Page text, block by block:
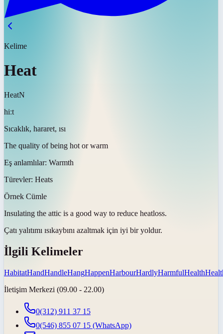
Kelime
Heat
HeatN
hiːt
Sıcaklık, hararet, ısı
The quality of being hot or warm
Eş anlamlılar: Warmth
Türevler: Heats
Örnek Cümle
Insulating the attic is a good way to reduce heatloss.
Çatı yalıtımı ısıkaybını azaltmak için iyi bir yoldur.
İlgili Kelimeler
HabitatHandHandleHangHappenHarbourHardlyHarmfulHealth
İletişim Merkezi (09.00 - 22.00)
0(312) 911 37 15
0(546) 855 07 15 (WhatsApp)